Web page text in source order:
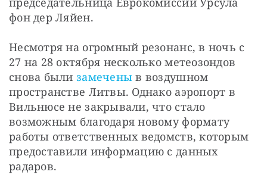
фон дер Ляйен.
Несмотря на огромный резонанс, в ночь с
27 на 28 октября несколько метеозондов
снова были замечены в воздушном
пространстве Литвы. Однако аэропорт в
Вильнюсе не закрывали, что стало
возможным благодаря новому формату
работы ответственных ведомств, которым
предоставили информацию с данных
радаров.